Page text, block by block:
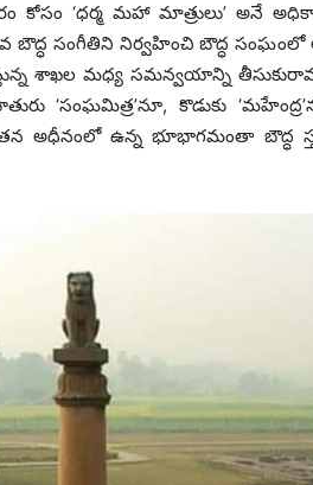
కోసం ‘ధర్మ మహా మాత్రులు’ అనే
సంగీతిని నిర్వహించి బౌద్ధ సంఘంలో
శాఖల మధ్య సమన్వయాన్ని
‘సంఘమిత్ర’నూ, కొడుకు
అధీనంలో ఉన్న భూభాగమంతా బౌద్ధ